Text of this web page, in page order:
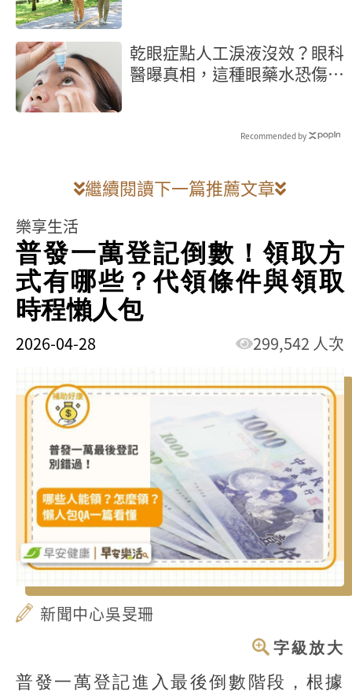
乾眼症點人工淚液沒效？眼科
醫曝真相，這種眼藥水恐傷角
Recommended by
繼續閱讀下一篇推薦文章
樂享生活
普發一萬登記倒數！領取方
式有哪些？代領條件與領取
時程懶人包
2026-04-28 299,542 人次
新聞中心吳旻珊
字級放大
普發一萬登記進入最後倒數階段，根據